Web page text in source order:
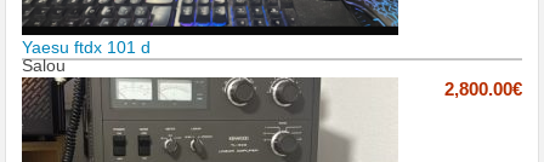
Yaesu ftdx 101 d
Salou
2,800.00€